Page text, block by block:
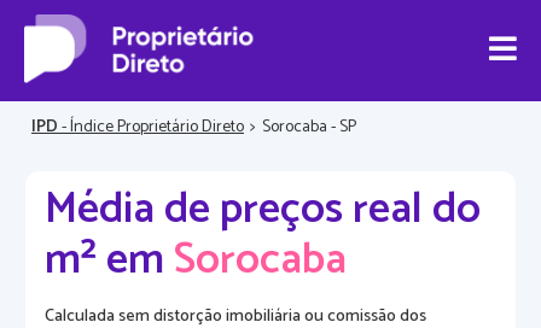
IPD- Índice Proprietário Direto > Sorocaba - SP
Média de preços real do
m² emSorocaba
Calculada sem distorção imobiliária ou comissão dos